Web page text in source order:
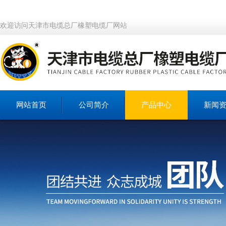
欢迎访问天津市电缆总厂橡塑电缆厂网站
网站首页 公司简介 产品中心 新闻